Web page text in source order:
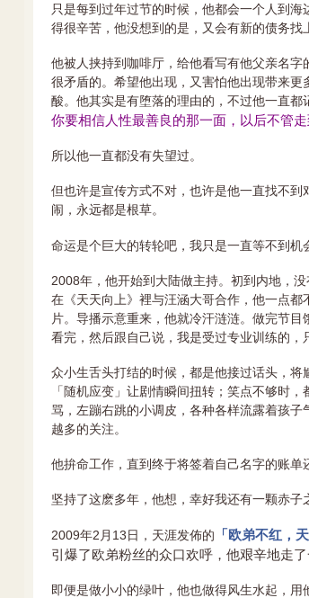
只是每到过年过节的时候，他都会一个人到
得很辛苦，他没想到的是，又会有新的债务找
他被人挟持到咖啡厅，给他看写有他父亲名
很矛盾的。希望他出现，又害怕他出现带来
酸。他其实是有堕落的理由的，不过他一直都
你要相信人性最善良的那一面，以后不管
所以他一直都没有失望过。
但也许是宣传方式不对，也许是他一直找不
闹，永远都是根草。
命运是个巨大的转轮吧，我只是一直等不到机
2008年，他开始到大陆做主持。初到内地，
在《天天向上》裡与汪涵大哥合作，他一点
片。导播示意重来，他就冷汗涟涟。做完节
看完，然后跟自己说，我是受过专业训练的，
众小生舌头打结的时候，都是他接过话头，
「随机应变」让剧情瞬间扭转；笑点不够时
骂，左蹦右跳的小调皮，各种各样流露着孩
越多的关注。
他拚命工作，直到终于将签着自己名字的账单
坚持了这麽多年，他想，幸好我还有一颗赤子
2009年2月13日，天涯发佈的 「欧弟不红，
引爆了欧弟粉丝的众口欢呼，他艰辛地走
即便是做小小的绿叶，他也做得风生水起，